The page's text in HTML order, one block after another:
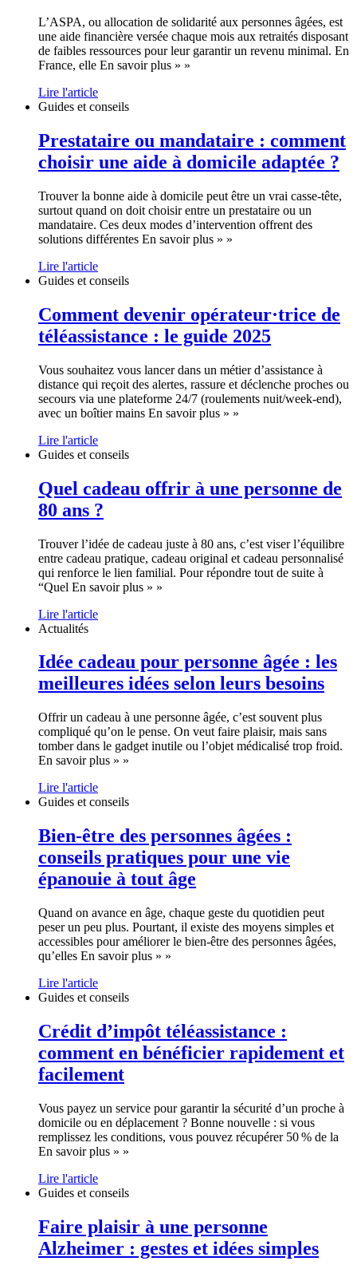
L’ASPA, ou allocation de solidarité aux personnes âgées, est
une aide financière versée chaque mois aux retraités disposant
de faibles ressources pour leur garantir un revenu minimal. En
France, elle En savoir plus » »
Lire l'article
Guides et conseils
Prestataire ou mandataire : comment
choisir une aide à domicile adaptée ?
Trouver la bonne aide à domicile peut être un vrai casse-tête,
surtout quand on doit choisir entre un prestataire ou un
mandataire. Ces deux modes d’intervention offrent des
solutions différentes En savoir plus » »
Lire l'article
Guides et conseils
Comment devenir opérateur·trice de
téléassistance : le guide 2025
Vous souhaitez vous lancer dans un métier d’assistance à
distance qui reçoit des alertes, rassure et déclenche proches ou
secours via une plateforme 24/7 (roulements nuit/week-end),
avec un boîtier mains En savoir plus » »
Lire l'article
Guides et conseils
Quel cadeau offrir à une personne de
80 ans ?
Trouver l’idée de cadeau juste à 80 ans, c’est viser l’équilibre
entre cadeau pratique, cadeau original et cadeau personnalisé
qui renforce le lien familial. Pour répondre tout de suite à
“Quel En savoir plus » »
Lire l'article
Actualités
Idée cadeau pour personne âgée : les
meilleures idées selon leurs besoins
Offrir un cadeau à une personne âgée, c’est souvent plus
compliqué qu’on le pense. On veut faire plaisir, mais sans
tomber dans le gadget inutile ou l’objet médicalisé trop froid.
En savoir plus » »
Lire l'article
Guides et conseils
Bien-être des personnes âgées :
conseils pratiques pour une vie
épanouie à tout âge
Quand on avance en âge, chaque geste du quotidien peut
peser un peu plus. Pourtant, il existe des moyens simples et
accessibles pour améliorer le bien-être des personnes âgées,
qu’elles En savoir plus » »
Lire l'article
Guides et conseils
Crédit d’impôt téléassistance :
comment en bénéficier rapidement et
facilement
Vous payez un service pour garantir la sécurité d’un proche à
domicile ou en déplacement ? Bonne nouvelle : si vous
remplissez les conditions, vous pouvez récupérer 50 % de la
En savoir plus » »
Lire l'article
Guides et conseils
Faire plaisir à une personne
Alzheimer : gestes et idées simples